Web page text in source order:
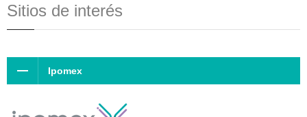
Sitios de interés
Ipomex